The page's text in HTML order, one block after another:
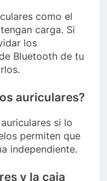
como el
carga. Si
los
Bluetooth de tu
auriculares?
si lo
permiten que
independiente.
y la caja